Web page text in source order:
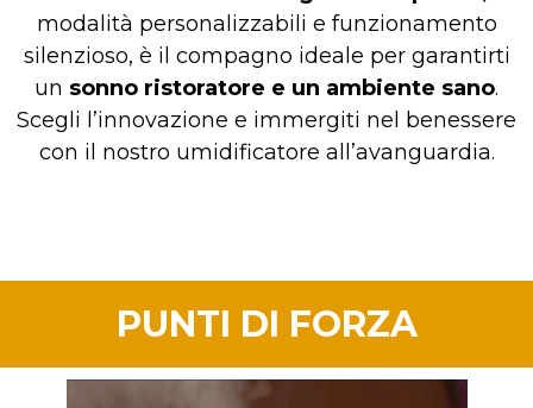
modalità personalizzabili e funzionamento
silenzioso, è il compagno ideale per garantirti
un sonno ristoratore e un ambiente sano.
Scegli l’innovazione e immergiti nel benessere
con il nostro umidificatore all’avanguardia.
PUNTI DI FORZA